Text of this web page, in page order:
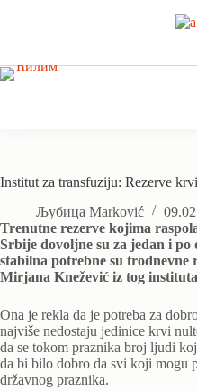
Institut za transfuziju: Rezerve
Љубица Marković
Trenutne rezerve kojima
Srbije dovoljne su za jedan i po
stabilna potrebne su trodnevne
Mirjana Knežević iz tog
Ona je rekla da je potreba za
najviše nedostaju jedinice krvi
da se tokom praznika broj ljudi
da bi bilo dobro da svi koji mogu
državnog praznika.